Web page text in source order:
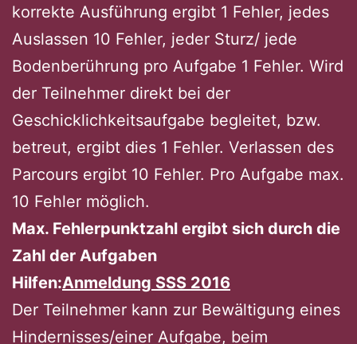
korrekte Ausführung ergibt 1 Fehler, jedes
Auslassen 10 Fehler, jeder Sturz/ jede
Bodenberührung pro Aufgabe 1 Fehler. Wird
der Teilnehmer direkt bei der
Geschicklichkeitsaufgabe begleitet, bzw.
betreut, ergibt dies 1 Fehler. Verlassen des
Parcours ergibt 10 Fehler. Pro Aufgabe max.
10 Fehler möglich.
Max. Fehlerpunktzahl ergibt sich durch die
Zahl der Aufgaben
Hilfen:Anmeldung SSS 2016
Der Teilnehmer kann zur Bewältigung eines
Hindernisses/einer Aufgabe, beim